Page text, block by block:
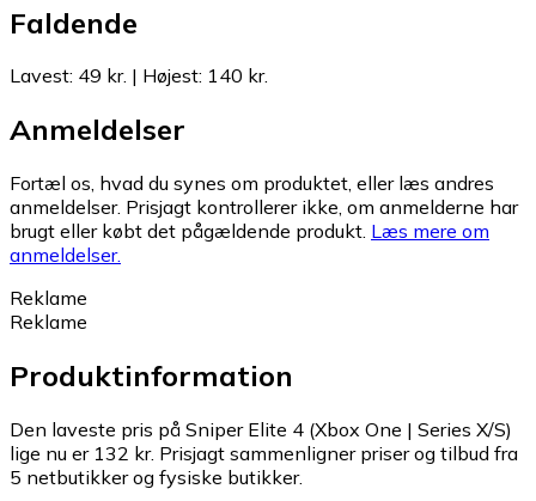
Faldende
Lavest: 49 kr. | Højest: 140 kr.
Anmeldelser
Fortæl os, hvad du synes om produktet, eller læs andres
anmeldelser. Prisjagt kontrollerer ikke, om anmelderne har
brugt eller købt det pågældende produkt. Læs mere om
anmeldelser.
Reklame
Reklame
Produktinformation
Den laveste pris på Sniper Elite 4 (Xbox One | Series X/S)
lige nu er 132 kr. Prisjagt sammenligner priser og tilbud fra
5 netbutikker og fysiske butikker.